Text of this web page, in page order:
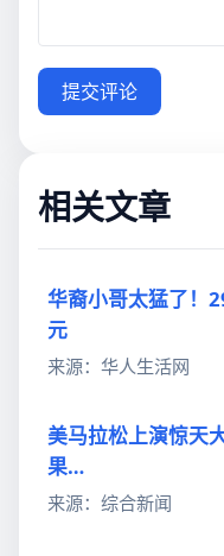
提交评论
相关文章
华裔小哥太猛了！
元
来源：华人生活网
美马拉松上演惊天
果…
来源：综合新闻